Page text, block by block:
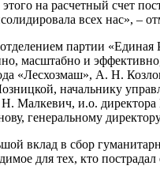
на расчетный счет
всех нас»,
партии
масштабно и
«Лесхозмаш», А. Н.
начальнику
и.о. директора
генеральному
вклад в сбор
для тех, кто